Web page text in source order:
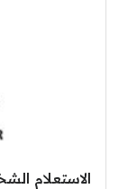
الاستعلام